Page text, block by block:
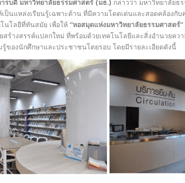
รบดี มหาวิทยาลัยธรรมศาสตร์ (มธ.) กล่าวว่า มหาวิทยาลัยธ
ป็นแหล่งเรียนรู้เฉพาะด้าน ที่มีความโดดเด่นและสอดคล้องกั
นโลยีที่ทันสมัย เพื่อให้ “หอสมุดแห่งมหาวิทยาลัยธรรมศาสตร์”
สร้างสรรค์แปลกใหม่ ที่พร้อมด้วยเทคโนโลยีและสิ่งอำนวยค
รู้ของนักศึกษาและประชาชนโดยรอบ โดยมีรายละเอียดดังนี้